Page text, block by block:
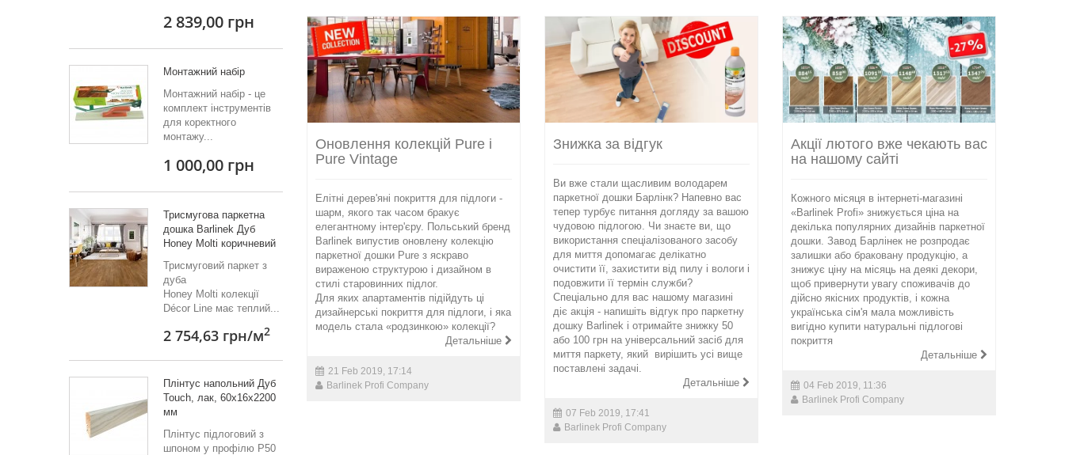
2 839,00 грн
Монтажний набір
Монтажний набір - це
комплект інструментів
для коректного
монтажу...
1 000,00 грн
Триcмугова паркетна
дошка Barlinek Дуб
Honey Molti коричневий
Трисмуговий паркет з
дуба
Honey Molti колекції
Décor Line має теплий...
2 754,63 грн/м2
Плінтус напольний Дуб
Touch, лак, 60х16х2200
мм
Плінтус підлоговий з
шпоном у профілю Р50
Оновлення колекцій Pure і
Pure Vintage
Елітні дерев'яні покриття для підлоги -
шарм, якого так часом бракує
елегантному інтер'єру. Польський бренд
Barlinek випустив оновлену колекцію
паркетної дошки Pure з яскраво
вираженою структурою і дизайном в
стилі старовинних підлог.
Для яких апартаментів підійдуть ці
дизайнерські покриття для підлоги, і яка
модель стала «родзинкою» колекції?
Детальніше
21 Feb 2019, 17:14
Barlinek Profi Company
Знижка за відгук
Ви вже стали щасливим володарем
паркетної дошки Барлінк? Напевно вас
тепер турбує питання догляду за вашою
чудовою підлогою. Чи знаєте ви, що
використання спеціалізованого засобу
для миття допомагає делікатно
очистити її, захистити від пилу і вологи і
подовжити її термін служби?
Спеціально для вас нашому магазині
діє акція - напишіть відгук про паркетну
дошку Barlinek і отримайте знижку 50
або 100 грн на універсальний засіб для
миття паркету, який вирішить усі вище
поставлені задачі.
Детальніше
07 Feb 2019, 17:41
Barlinek Profi Company
Акції лютого вже чекають вас
на нашому сайті
Кожного місяця в інтернеті-магазині
«Barlinek Profi» знижується ціна на
декілька популярних дизайнів паркетної
дошки. Завод Барлінек не розпродає
залишки або браковану продукцію, а
знижує ціну на місяць на деякі декори,
щоб привернути увагу споживачів до
дійсно якісних продуктів, і кожна
українська сім'я мала можливість
вигідно купити натуральні підлогові
покриття
Детальніше
04 Feb 2019, 11:36
Barlinek Profi Company